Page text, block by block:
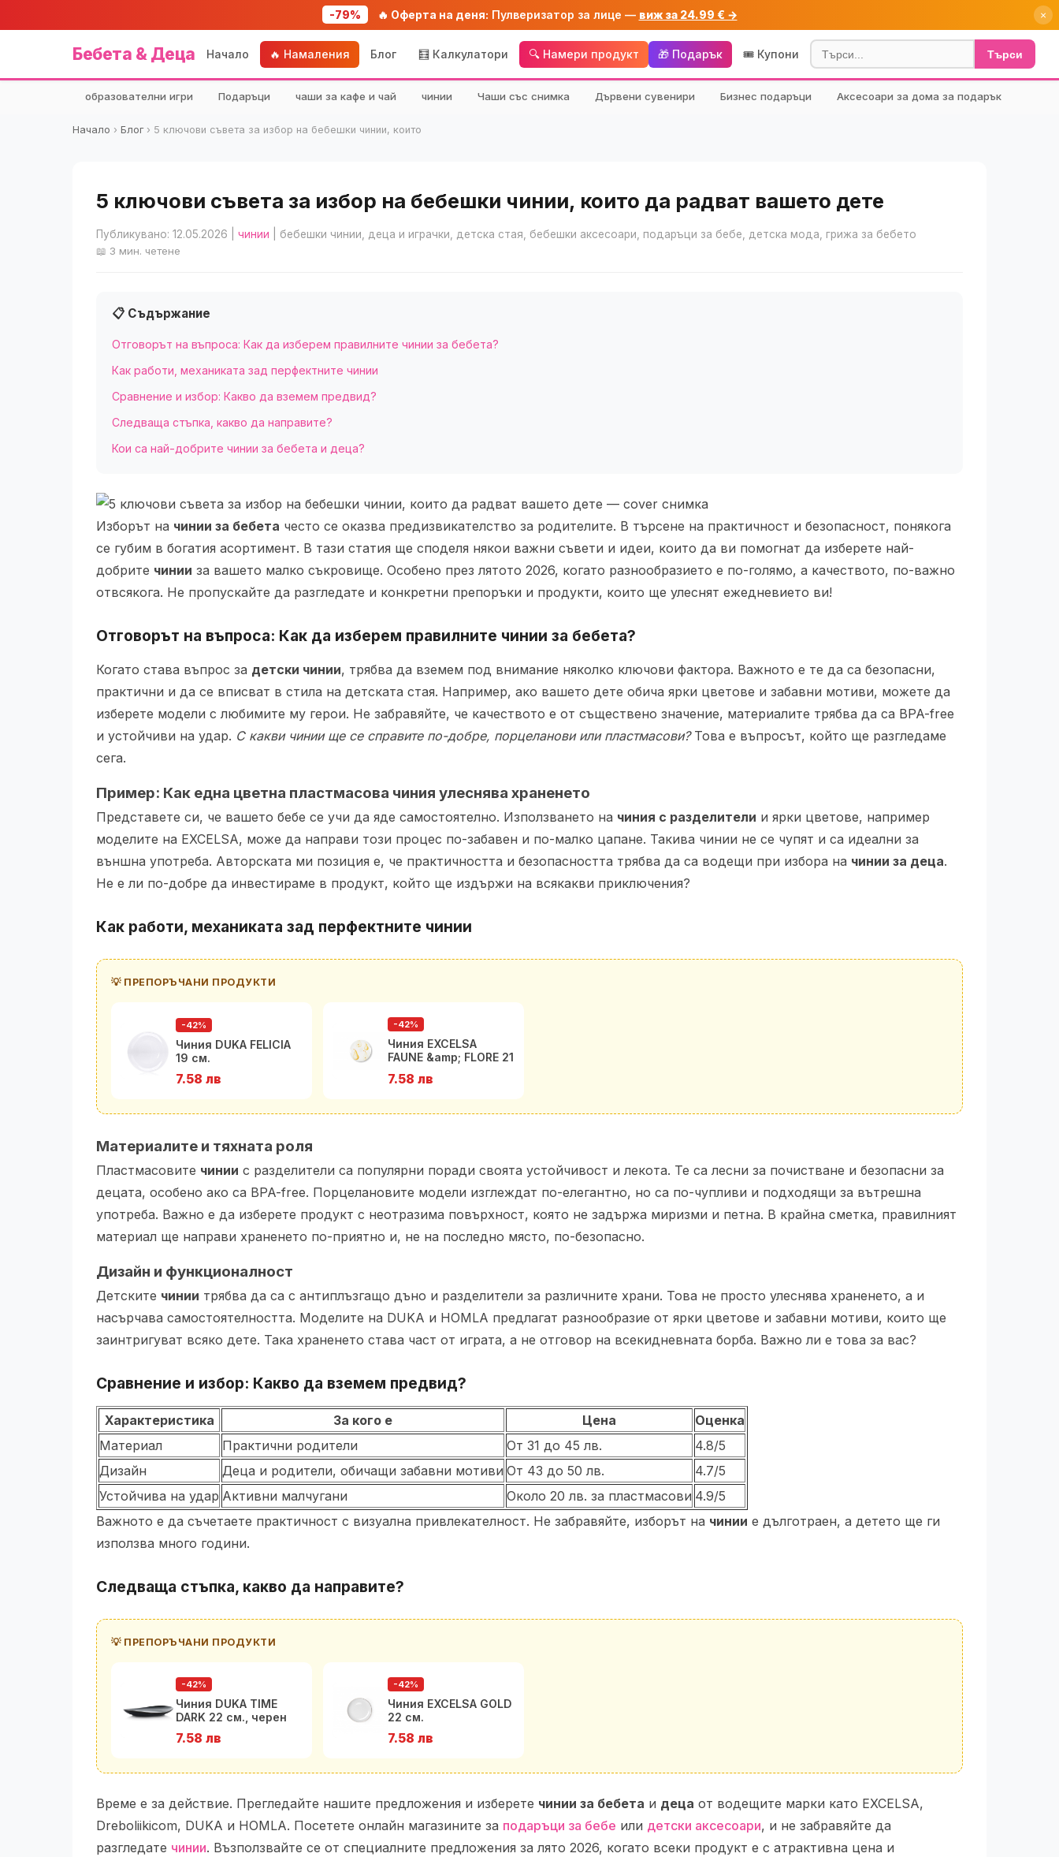
-79% 🔥 Оферта на деня: Пулверизатор за лице — виж за 24.99 € → ×
Бебета & Деца Начало 🔥 Намаления Блог 🧮 Калкулатори 🔍 Намери продукт 🎁 Подарък 🎟️ Купони Търси
образователни игри Подаръци чаши за кафе и чай чинии Чаши със снимка Дървени сувенири Бизнес подаръци Аксесоари за дома за подарък
Начало › Блог› 5 ключови съвета за избор на бебешки чинии, които
5 ключови съвета за избор на бебешки чинии, които да радват вашето дете
Публикувано: 12.05.2026 чинии | бебешки чинии, деца и играчки, детска стая, бебешки аксесоари, подаръци за бебе, детска мода, грижа за бебето
📖 3 мин. четене
📋 Съдържание
Отговорът на въпроса: Как да изберем правилните чинии за бебета?
Как работи, механиката зад перфектните чинии
Сравнение и избор: Какво да вземем предвид?
Следваща стъпка, какво да направите?
Кои са най-добрите чинии за бебета и деца?
Изборът на чинии за бебета често се оказва предизвикателство за родителите. В търсене на практичност и безопасност, понякога
се губим в богатия асортимент. В тази статия ще споделя някои важни съвети и идеи, които да ви помогнат да изберете най-
добрите чинии за вашето малко съкровище. Особено през лятото 2026, когато разнообразието е по-голямо, а качеството, по-важно
отвсякога. Не пропускайте да разгледате и конкретни препоръки и продукти, които ще улеснят ежедневието ви!
Отговорът на въпроса: Как да изберем правилните чинии за бебета?
Когато става въпрос за детски чинии, трябва да вземем под внимание няколко ключови фактора. Важното е те да са безопасни,
практични и да се вписват в стила на детската стая. Например, ако вашето дете обича ярки цветове и забавни мотиви, можете да
изберете модели с любимите му герои. Не забравяйте, че качеството е от съществено значение, материалите трябва да са BPA-free
и устойчиви на удар. С какви чинии ще се справите по-добре, порцеланови или пластмасови?Това е въпросът, който ще разгледаме
сега.
Пример: Как една цветна пластмасова чиния улеснява храненето
Представете си, че вашето бебе се учи да яде самостоятелно. Използването на чиния с разделители и ярки цветове, например
моделите на EXCELSA, може да направи този процес по-забавен и по-малко цапане. Такива чинии не се чупят и са идеални за
външна употреба. Авторската ми позиция е, че практичността и безопасността трябва да са водещи при избора на чинии за деца.
Не е ли по-добре да инвестираме в продукт, който ще издържи на всякакви приключения?
Как работи, механиката зад перфектните чинии
💡 ПРЕПОРЪЧАНИ ПРОДУКТИ
-42%
Чиния DUKA FELICIA
19 см.
7.58 лв
-42%
Чиния EXCELSA
FAUNE &amp; FLORE 21
7.58 лв
Материалите и тяхната роля
Пластмасовите чинии с разделители са популярни поради своята устойчивост и лекота. Те са лесни за почистване и безопасни за
децата, особено ако са BPA-free. Порцелановите модели изглеждат по-елегантно, но са по-чупливи и подходящи за вътрешна
употреба. Важно е да изберете продукт с неотразима повърхност, която не задържа миризми и петна. В крайна сметка, правилният
материал ще направи храненето по-приятно и, не на последно място, по-безопасно.
Дизайн и функционалност
Детските чинии трябва да са с антиплъзгащо дъно и разделители за различните храни. Това не просто улеснява храненето, а и
насърчава самостоятелността. Моделите на DUKA и HOMLA предлагат разнообразие от ярки цветове и забавни мотиви, които ще
заинтригуват всяко дете. Така храненето става част от играта, а не отговор на всекидневната борба. Важно ли е това за вас?
Сравнение и избор: Какво да вземем предвид?
Характеристика За кого е Цена
Оценка
Материал
Практични родители От 31 до 45 лв.
4.8/5
Дизайн
Деца и родители, обичащи забавни мотиви От 43 до 50 лв.
4.7/5
Устойчива на удар Активни малчугани Около 20 лв. за пластмасови 4.9/5
Важното е да съчетаете практичност с визуална привлекателност. Не забравяйте, изборът на чинии е дълготраен, а детето ще ги
използва много години.
Следваща стъпка, какво да направите?
💡 ПРЕПОРЪЧАНИ ПРОДУКТИ
-42%
Чиния DUKA TIME
DARK 22 см., черен
7.58 лв
-42%
Чиния EXCELSA GOLD
22 см.
7.58 лв
Време е за действие. Прегледайте нашите предложения и изберете чинии за бебета и деца от водещите марки като EXCELSA,
Dreboliikicom, DUKA и HOMLA. Посетете онлайн магазините за подаръци за бебе или детски аксесоари, и не забравяйте да
разгледате чинии. Възползвайте се от специалните предложения за лято 2026, когато всеки продукт е с атрактивна цена и